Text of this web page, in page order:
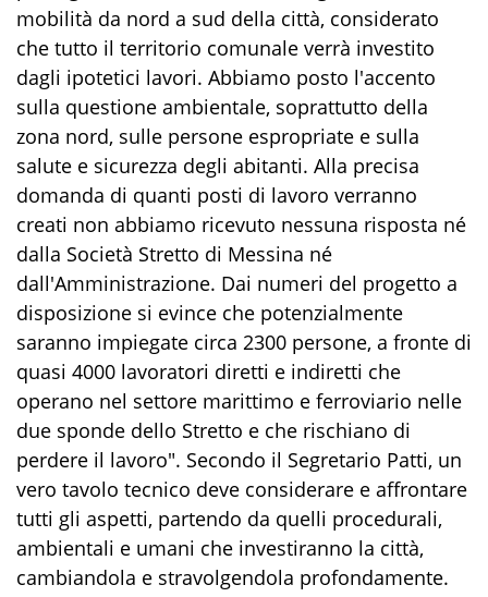
mobilità da nord a sud della città, considerato
che tutto il territorio comunale verrà investito
dagli ipotetici lavori. Abbiamo posto l'accento
sulla questione ambientale, soprattutto della
zona nord, sulle persone espropriate e sulla
salute e sicurezza degli abitanti. Alla precisa
domanda di quanti posti di lavoro verranno
creati non abbiamo ricevuto nessuna risposta né
dalla Società Stretto di Messina né
dall'Amministrazione. Dai numeri del progetto a
disposizione si evince che potenzialmente
saranno impiegate circa 2300 persone, a fronte di
quasi 4000 lavoratori diretti e indiretti che
operano nel settore marittimo e ferroviario nelle
due sponde dello Stretto e che rischiano di
perdere il lavoro". Secondo il Segretario Patti, un
vero tavolo tecnico deve considerare e affrontare
tutti gli aspetti, partendo da quelli procedurali,
ambientali e umani che investiranno la città,
cambiandola e stravolgendola profondamente.